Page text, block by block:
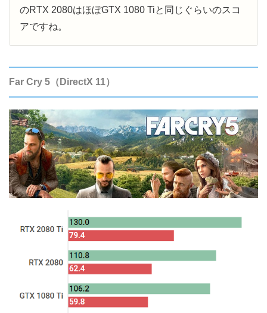
のRTX 2080はほぼGTX 1080 Tiと同じぐらいのスコ
アですね。
Far Cry 5（DirectX 11）